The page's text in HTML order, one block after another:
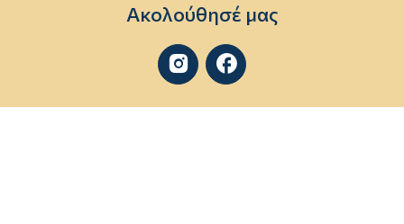
Ακολούθησέ μας
 